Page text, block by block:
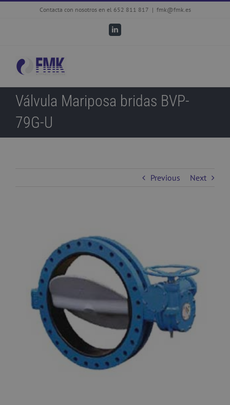
Contacta con nosotros en el 652 811 817 | fmk@fmk.es
LinkedIn
Válvula Mariposa bridas BVP-
79G-U
Previous Next